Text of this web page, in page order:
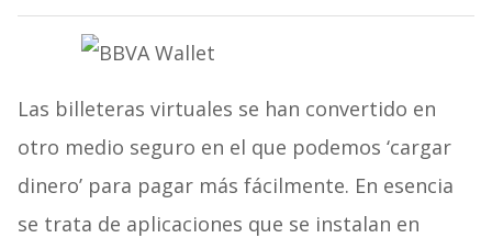
Las billeteras virtuales se han convertido en
otro medio seguro en el que podemos ‘cargar
dinero’ para pagar más fácilmente. En esencia
se trata de aplicaciones que se instalan en